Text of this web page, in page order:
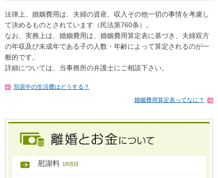
法律上、婚姻費用は、夫婦の資産、収入その他一切の事情を考慮し
て決めるものとされています（民法第760条）。
なお、実務上は、婚姻費用は、婚姻費用算定表に基づき、夫婦双方
の年収及び未成年である子の人数・年齢によって算定されるのが一
般的です。
詳細については、当事務所の弁護士にご相談下さい。
別居中の生活費はどうする？
婚姻費用算定表ってなに？
慰謝料 18項目